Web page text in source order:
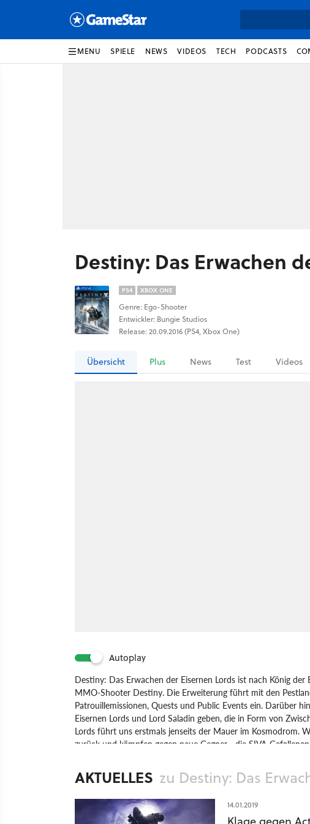
MENU SPIELE NEWS VIDEOS TECH PODCASTS
Destiny: Das Erwachen
PS4 XBOX ONE
Genre: Ego-Shooter
Entwickler: Bungie Studios
Release: 20.09.2016 (PS4, Xbox One)
Übersicht Plus News Test Videos
Autoplay
Destiny: Das Erwachen der Eisernen Lords ist nach König
MMO-Shooter Destiny. Die Erweiterung führt mit den
Patrouillemissionen, Quests und Public Events ein. Darüber
Eisernen Lords und Lord Saladin geben, die in Form von
Lords führt uns erstmals jenseits der Mauer im Kosmodrom.
zurück und kämpfen gegen neue Gegner - die SIVA-
Spiel PlayStation 4 Xbox One PlayStation Xbox
AKTUELLES zu Destiny: Das
14.01.2019